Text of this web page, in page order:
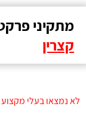
מתקיני
קצרין
לא נמצאו בעלי מקצוע